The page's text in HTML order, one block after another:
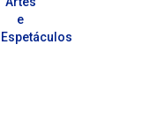
e
Espetáculos